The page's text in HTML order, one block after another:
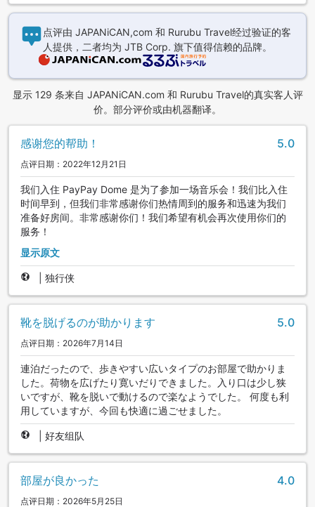
点评由 JAPANiCAN,com 和 Rurubu Travel经过验证的客
人提供，二者均为 JTB Corp. 旗下值得信赖的品牌。
显示 129 条来自 JAPANiCAN.com 和 Rurubu Travel的真实客人评
价。部分评价或由机器翻译。
感谢您的帮助！ 5.0
点评日期：2022年12月21日
我们入住 PayPay Dome 是为了参加一场音乐会！我们比入住
时间早到，但我们非常感谢你们热情周到的服务和迅速为我们
准备好房间。非常感谢你们！我们希望有机会再次使用你们的
服务！
显示原文
独行侠
靴を脱げるのが助かります 5.0
点评日期：2026年7月14日
連泊だったので、歩きやすい広いタイプのお部屋で助かりま
した。荷物を広げたり寛いだりできました。入り口は少し狭
いですが、靴を脱いで動けるので楽なようでした。 何度も利
用していますが、今回も快適に過ごせました。
好友组队
部屋が良かった 4.0
点评日期：2026年5月25日